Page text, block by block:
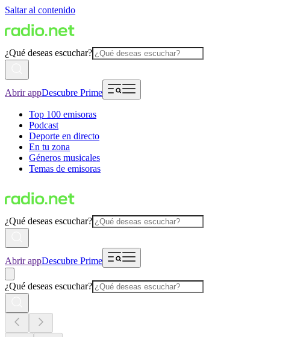
Saltar al contenido
¿Qué deseas escuchar?
Abrir appDescubre Prime
Top 100 emisoras
Podcast
Deporte en directo
En tu zona
Géneros musicales
Temas de emisoras
¿Qué deseas escuchar?
Abrir appDescubre Prime
¿Qué deseas escuchar?